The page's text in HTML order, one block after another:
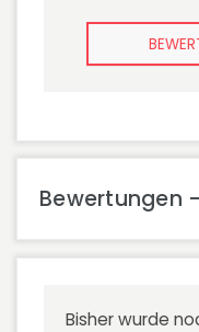
Bewertungen
Bisher wurde